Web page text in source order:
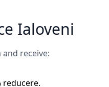
Ialoveni
receive:
reducere.